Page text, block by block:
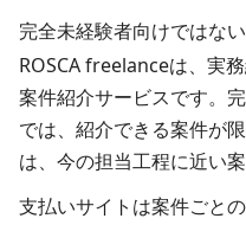
完全未経験者向けではない
ROSCA freelanceは、実
案件紹介サービスです。
では、紹介できる案件が
は、今の担当工程に近い
支払いサイトは案件ごと